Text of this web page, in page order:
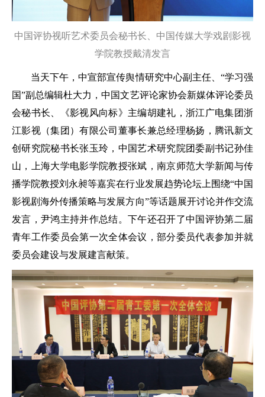
中国评协视听艺术委员会秘书长、中国传媒大学戏剧影视
学院教授戴清发言
当天下午，中宣部宣传舆情研究中心副主任、“学习强
国”副总编辑杜大力，中国文艺评论家协会新媒体评论委员
会秘书长、《影视风向标》主编胡建礼，浙江广电集团浙
江影视（集团）有限公司董事长兼总经理杨扬，腾讯新文
创研究院秘书长张玉玲，中国艺术研究院团委副书记孙佳
山，上海大学电影学院教授张斌，南京师范大学新闻与传
播学院教授刘永昶等嘉宾在行业发展趋势论坛上围绕“中国
影视剧海外传播策略与发展方向”等话题展开讨论并作交流
发言，尹鸿主持并作总结。下午还召开了中国评协第二届
青年工作委员会第一次全体会议，部分委员代表参加并就
委员会建设与发展建言献策。